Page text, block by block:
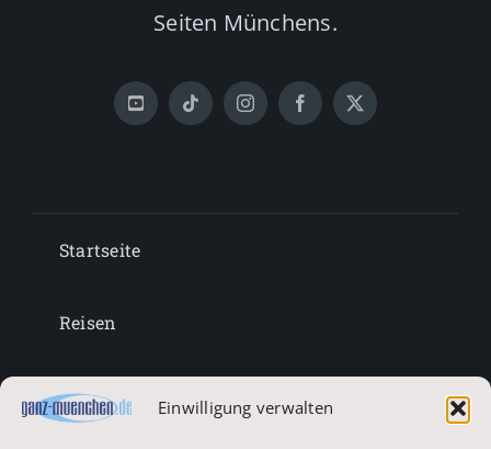
Einwilligung verwalten
Seiten Münchens.
Startseite
Reisen
Lifestyle